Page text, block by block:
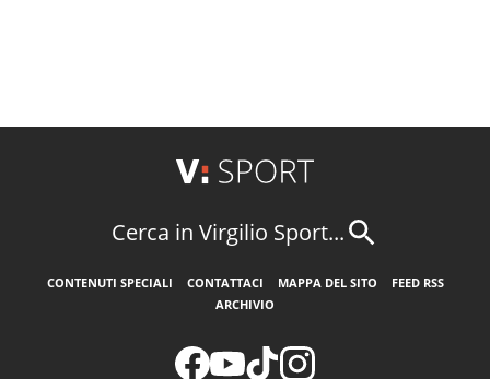
Cerca in Virgilio Sport...
CONTENUTI SPECIALI CONTATTACI MAPPA DEL SITO
FEED RSS
ARCHIVIO